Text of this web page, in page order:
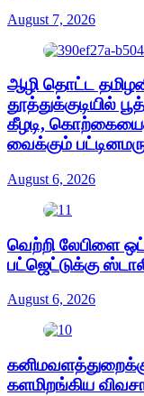
August 7, 2026
ஆழி தொட்ட
தூத்துக்குடியில்
கீழடி,
வைக்கும்
August 6, 2026
வெற்றி லேபிளை
பட்ஜெட்டுக்கு
August 6, 2026
களமிறங்கிய